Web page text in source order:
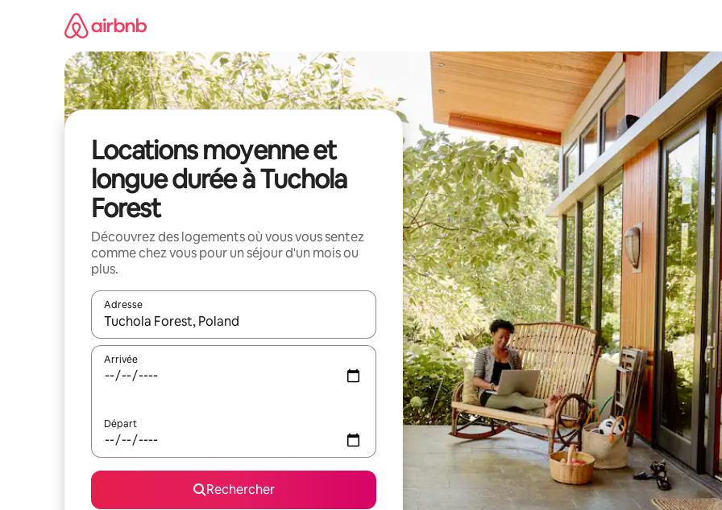
Locations moyenne et
longue durée à Tuchola
Forest
Découvrez des logements où vous vous sentez
comme chez vous pour un séjour d'un mois ou
plus.
Adresse
Lorsque les résultats s'affichent, utilisez les flèches vers le haut et vers le bas pour les parcourir ou en appuyant et en
Arrivée
Départ
Rechercher